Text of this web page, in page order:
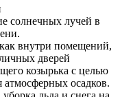
солнечных лучей в
внутри помещений,
дверей
козырька с целью
атмосферных осадков.